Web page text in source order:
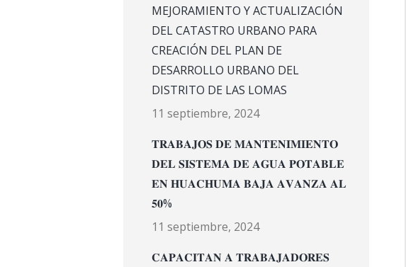
MEJORAMIENTO Y ACTUALIZACIÓN
DEL CATASTRO URBANO PARA
CREACIÓN DEL PLAN DE
DESARROLLO URBANO DEL
DISTRITO DE LAS LOMAS
11 septiembre, 2024
𝐓𝐑𝐀𝐁𝐀𝐉𝐎𝐒 𝐃𝐄 𝐌𝐀𝐍𝐓𝐄𝐍𝐈𝐌𝐈𝐄𝐍𝐓𝐎
𝐃𝐄𝐋 𝐒𝐈𝐒𝐓𝐄𝐌𝐀 𝐃𝐄 𝐀𝐆𝐔𝐀 𝐏𝐎𝐓𝐀𝐁𝐋𝐄
𝐄𝐍 𝐇𝐔𝐀𝐂𝐇𝐔𝐌𝐀 𝐁𝐀𝐉𝐀 𝐀𝐕𝐀𝐍𝐙𝐀 𝐀𝐋
𝟓𝟎%
11 septiembre, 2024
𝐂𝐀𝐏𝐀𝐂𝐈𝐓𝐀𝐍 𝐀 𝐓𝐑𝐀𝐁𝐀𝐉𝐀𝐃𝐎𝐑𝐄𝐒